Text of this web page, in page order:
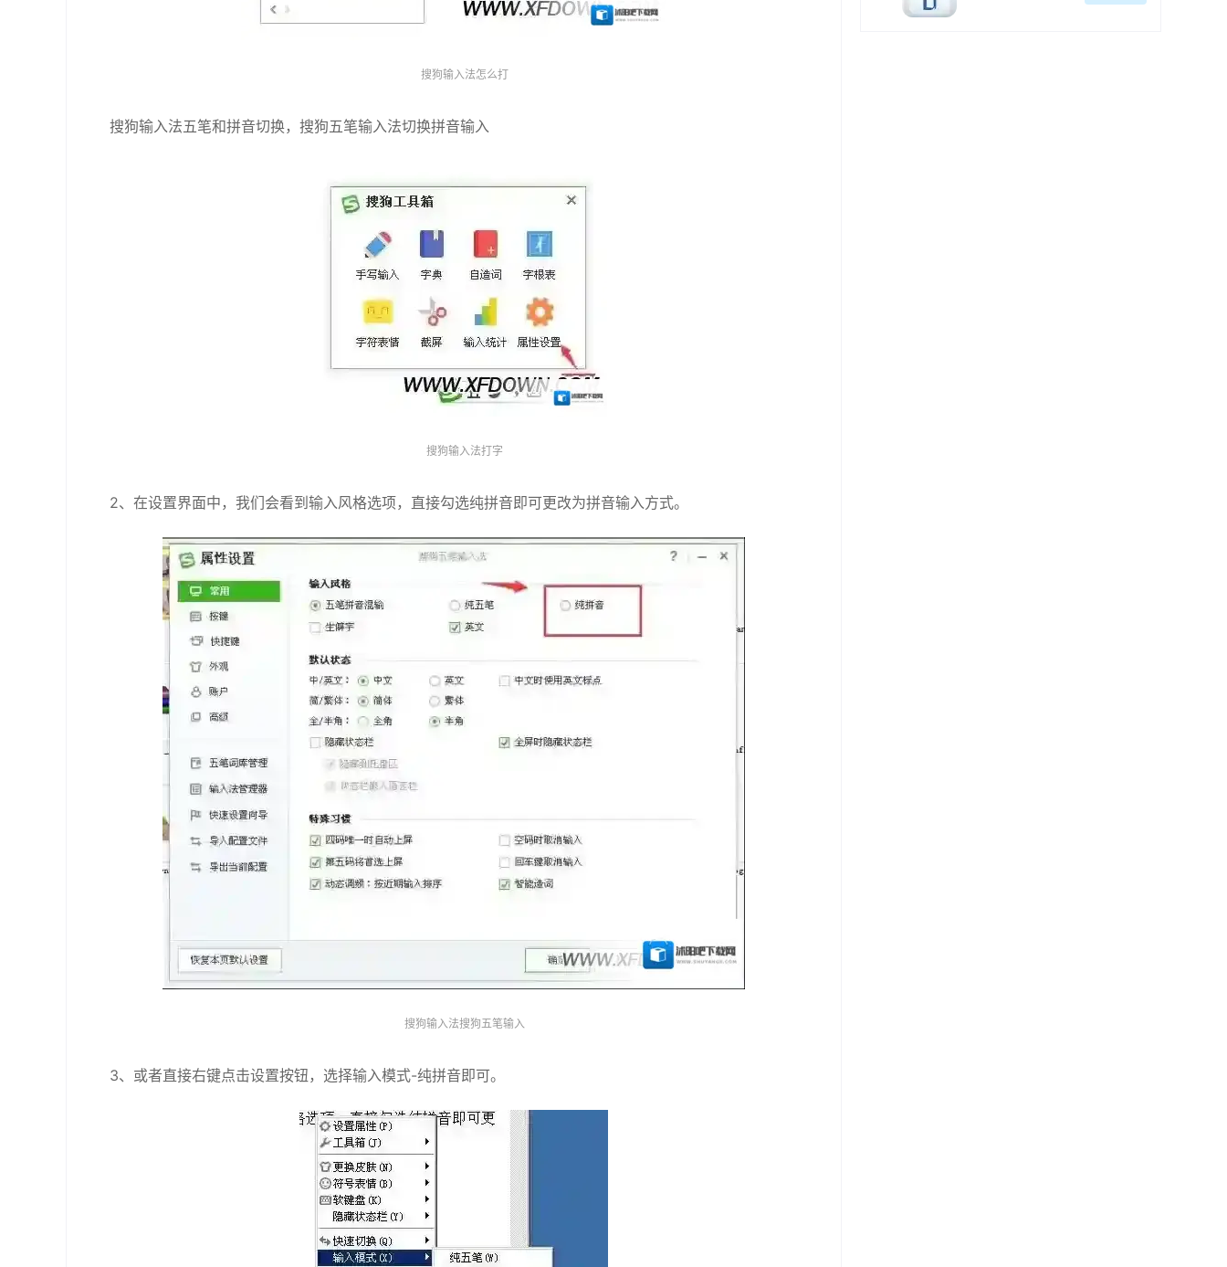
搜狗输入法怎么打
搜狗输入法五笔和拼音切换，搜狗五笔输入法切换拼音输入
搜狗输入法打字
2、在设置界面中，我们会看到输入风格选项，直接勾选纯拼音即可更改为拼音输入方式。
搜狗输入法搜狗五笔输入
3、或者直接右键点击设置按钮，选择输入模式-纯拼音即可。